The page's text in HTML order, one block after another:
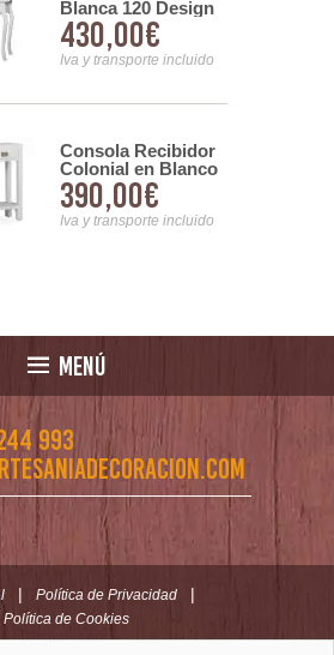
Blanca 120 Design
430,00€
Iva y transporte incluido
Consola Recibidor
Colonial en Blanco
Serie Everest
390,00€
Iva y transporte incluido
MENÚ
993
| Política de Privacidad |
Política de Cookies